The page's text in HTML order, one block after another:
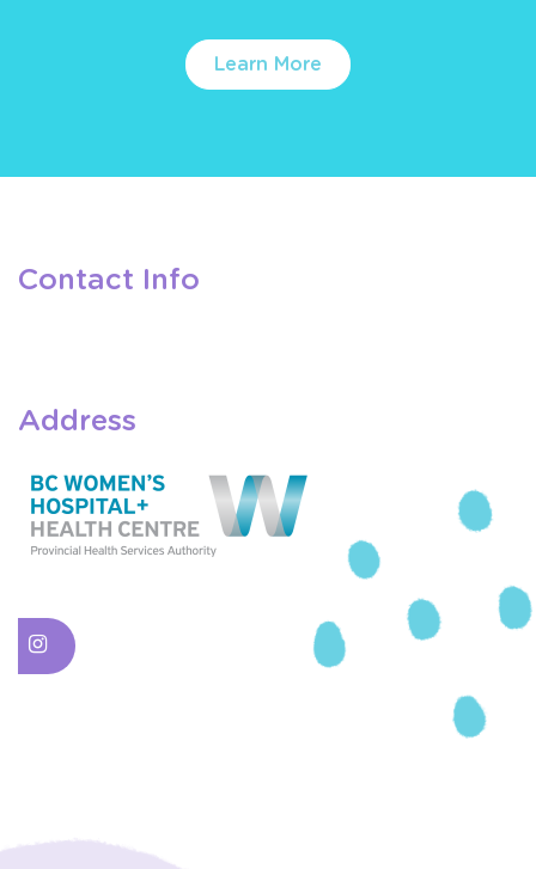
Learn More
Contact Info
Address